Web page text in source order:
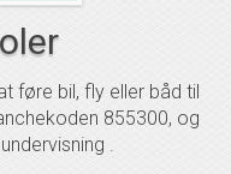
føre bil, fly eller båd til
855300, og
.